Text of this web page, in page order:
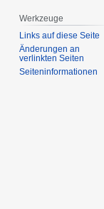
Werkzeuge
Links auf diese Seite
Änderungen an
verlinkten Seiten
Seiten­­informationen